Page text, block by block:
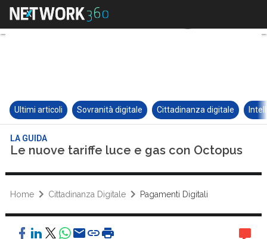
Ultimi articoli Sovranità digitale Cittadinanza digitale
LA GUIDA
Le nuove tariffe luce e gas con Octopus
Home Cittadinanza Digitale Pagamenti Digitali